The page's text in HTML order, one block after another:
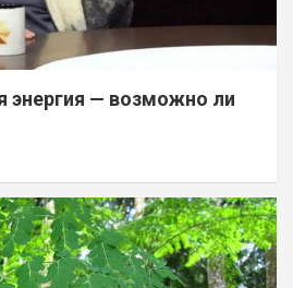
энергия — возможно ли